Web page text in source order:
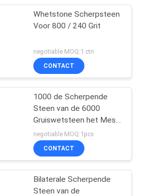
Whetstone Scherpsteen
Voor 800 / 240 Grit
negotiable MOQ:1 ctn
CONTACT
1000 de Scherpende
Steen van de 6000
Gruiswetsteen het Mes
van Waterstone van het
7 Duimkorund
negotiable MOQ:1pcs
CONTACT
Bilaterale Scherpende
Steen van de